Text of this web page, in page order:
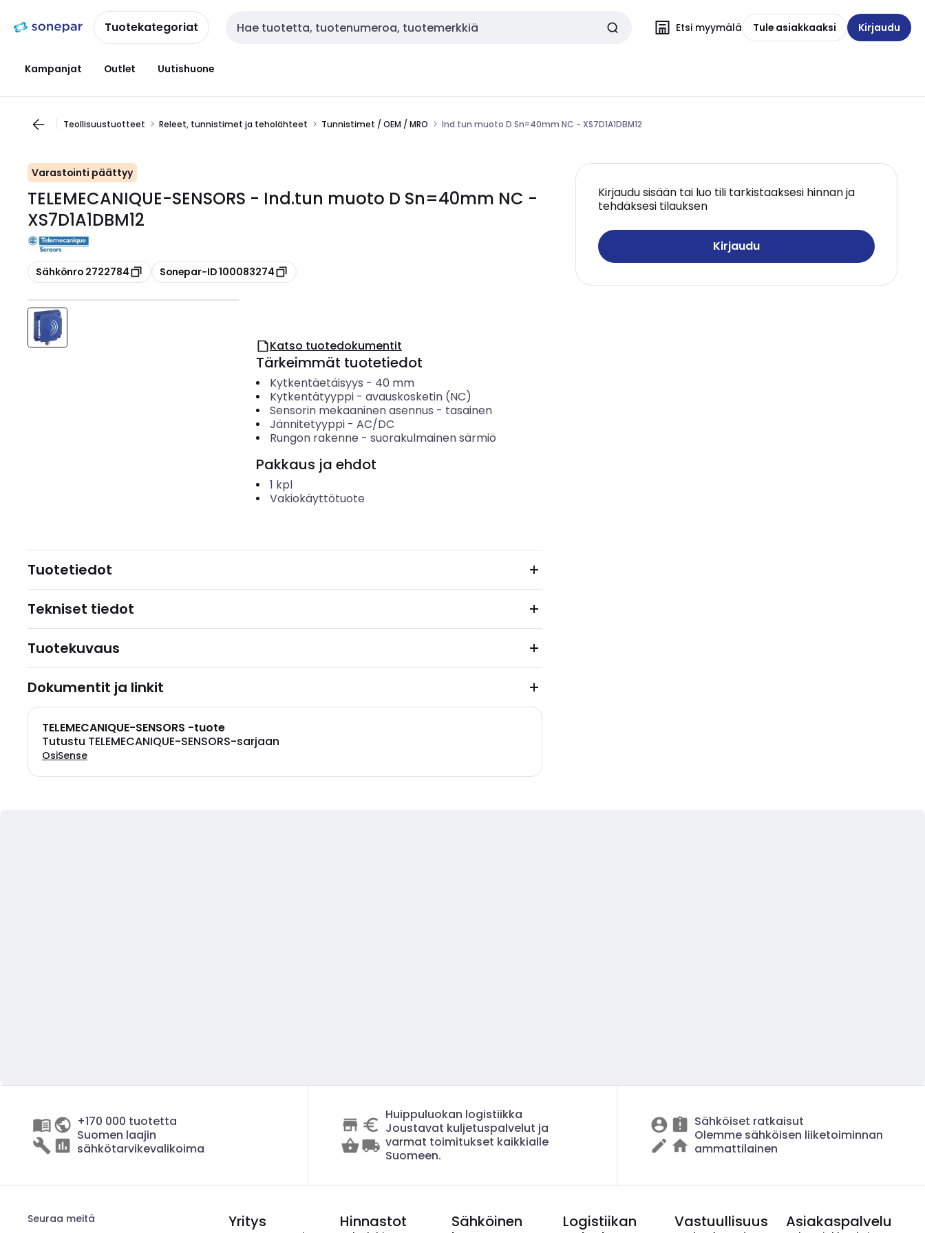
navigointiinsisältöönTuotekategoriat Haku Etsi myymälä Tule asiakkaaksi Kirjaudu
Kampanjat Outlet Uutishuone
Teollisuustuotteet Releet, tunnistimet ja teholähteet Tunnistimet / OEM / MRO Ind.tun muoto D Sn=40mm NC - XS7D1A1DBM12
Varastointi päättyy
TELEMECANIQUE-SENSORS - Ind.tun muoto D Sn=40mm NC -
XS7D1A1DBM12
Kopioi
Sähkönro 2722784 Kopioi
Sonepar-ID 100083274
Kirjaudu sisään tai luo tili tarkistaaksesi hinnan ja
tehdäksesi tilauksen
Kirjaudu
Katso tuotedokumentit
Tärkeimmät tuotetiedot
Kytkentäetäisyys - 40 mm
Kytkentätyyppi- avauskosketin (NC)
Sensorin mekaaninen asennus - tasainen
Jännitetyyppi- AC/DC
Rungon rakenne - suorakulmainen särmiö
Pakkaus ja ehdot
1 kpl
Vakiokäyttötuote
Tuotetiedot
Tekniset tiedot
Tuotekuvaus
Dokumentit ja linkit
TELEMECANIQUE-SENSORS -tuote
Tutustu TELEMECANIQUE-SENSORS-sarjaan
OsiSense
+170 000 tuotetta
Suomen laajin
sähkötarvikevalikoima
Huippuluokan logistiikka
Joustavat kuljetuspalvelut ja
varmat toimitukset kaikkialle
Suomeen.
Sähköiset ratkaisut
Olemme sähköisen liiketoiminnan
ammattilainen
Seuraa meitä Yritys Hinnastot
Sähköinen
Logistiikan
Vastuullisuus Asiakaspalvelu